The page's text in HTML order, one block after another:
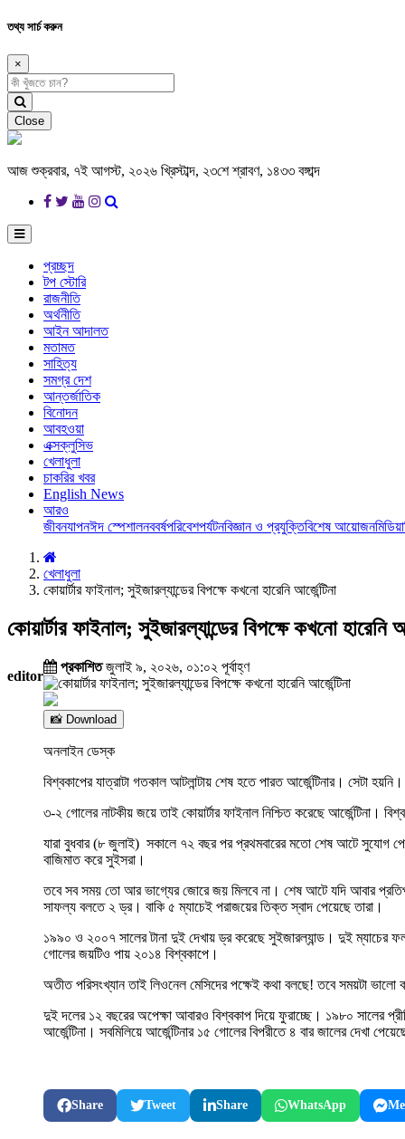
তথ্য সার্চ করুন
×
Close
আজ শুক্রবার, ৭ই আগস্ট, ২০২৬ খ্রিস্টাব্দ, ২৩শে শ্রাবণ, ১৪৩৩ বঙ্গাব্দ
প্রচ্ছদ
টপ স্টোরি
রাজনীতি
অর্থনীতি
আইন আদালত
মতামত
সাহিত্য
সমগ্র দেশ
আন্তর্জাতিক
বিনোদন
আবহওয়া
এক্সক্লুসিভ
খেলাধুলা
চাকরির খবর
English News
আরও
জীবনযাপনঈদ স্পেশালনববর্ষপরিবেশপর্যটনবিজ্ঞান ও প্রযুক্তিবিশেষ আয়োজনমিডিয়া
খেলাধুলা
কোয়ার্টার ফাইনাল; সুইজারল্যান্ডের বিপক্ষে কখনো হারেনি আর্জেন্টিনা
কোয়ার্টার ফাইনাল; সুইজারল্যান্ডের বিপক্ষে কখনো হারেনি
editor
প্রকাশিতজুলাই ৯, ২০২৬, ০১:০২ পূর্বাহ্ণ
📸 Download
অনলাইন ডেস্ক
বিশ্বকাপের যাত্রাটা গতকাল আটলান্টায় শেষ হতে পারত আর্জেন্টিনার। সেটা
৩-২ গোলের নাটকীয় জয়ে তাই কোয়ার্টার ফাইনাল নিশ্চিত করেছে আর্জেন্টিনা।
যারা বুধবার (৮ জুলাই) সকালে ৭২ বছর পর প্রথমবারের মতো শেষ আটে সুযোগ
বাজিমাত করে সুইসরা।
তবে সব সময় তো আর ভাগ্যের জোরে জয় মিলবে না। শেষ আটে যদি আবার
সাফল্য বলতে ২ ড্র। বাকি ৫ ম্যাচেই পরাজয়ের তিক্ত স্বাদ পেয়েছে তারা।
১৯৯০ ও ২০০৭ সালের টানা দুই দেখায় ড্র করেছে সুইজারল্যান্ড। দুই ম্যাচের ফল
গোলের জয়টিও পায় ২০১৪ বিশ্বকাপে।
অতীত পরিসংখ্যান তাই লিওনেল মেসিদের পক্ষেই কথা বলছে! তবে সময়টা
দুই দলের ১২ বছরের অপেক্ষা আবারও বিশ্বকাপ দিয়ে ফুরাচ্ছে। ১৯৮০ সালের
আর্জেন্টিনা। সবমিলিয়ে আর্জেন্টিনার ১৫ গোলের বিপরীতে ৪ বার জালের দেখা
Share Tweet Share WhatsApp